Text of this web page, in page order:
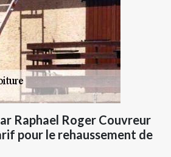
Raphael Roger Couvreur
pour le rehaussement de